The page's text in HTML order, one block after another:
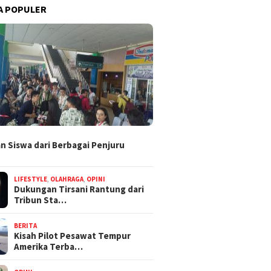
POPULER
Siswa dari Berbagai Penjuru
LIFESTYLE, OLAHRAGA, OPINI
Dukungan Tirsani Rantung dari
Tribun Sta…
BERITA
Kisah Pilot Pesawat Tempur
Amerika Terba…